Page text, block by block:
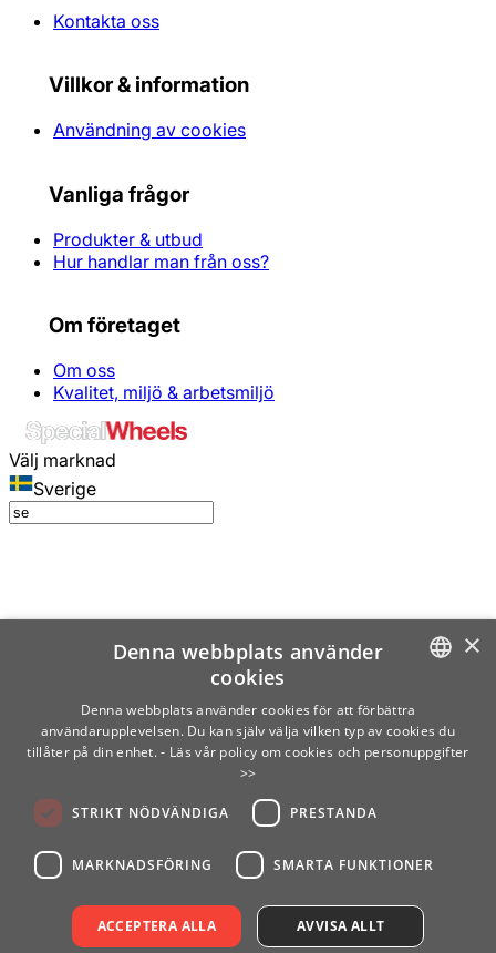
Kontakta oss
Villkor & information
Användning av cookies
Vanliga frågor
Produkter & utbud
Hur handlar man från oss?
Om företaget
Om oss
Kvalitet, miljö & arbetsmiljö
Välj marknad
Sverige
SWEDISH
×
Denna webbplats använder
cookies
Denna webbplats använder cookies för att förbättra
användarupplevelsen. Du kan själv välja vilken typ av cookies du
tillåter på din enhet. - Läs vår policy om cookies och personuppgifter
>>
STRIKT NÖDVÄNDIGA PRESTANDA
MARKNADSFÖRING SMARTA FUNKTIONER
ACCEPTERA ALLA AVVISA ALLT